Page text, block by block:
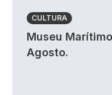
CULTURA
Museu
Agosto.